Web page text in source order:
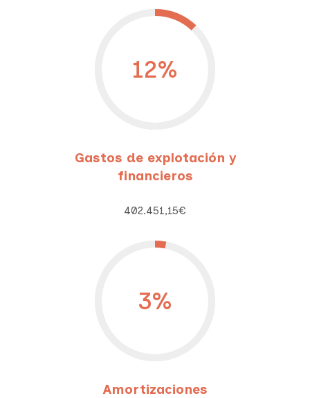
12%
Gastos de explotación y
financieros
402.451,15€
3%
Amortizaciones